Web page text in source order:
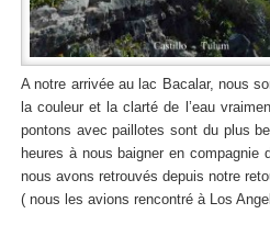
A notre arrivée au lac Bacalar, nous
la couleur et la clarté de l’eau
pontons avec paillotes sont du plus
heures à nous baigner en
nous avons retrouvés depuis notre
( nous les avions rencontré à Los